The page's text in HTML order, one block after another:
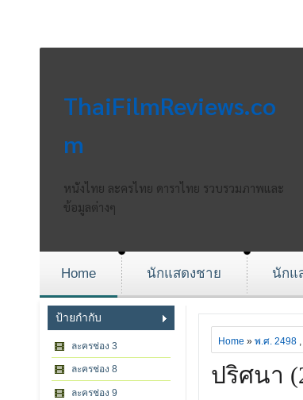
ThaiFilmReviews.co
m
หนังไทย ละครไทย ดาราไทย รวบรวมภาพและ
ข้อมูลต่างๆ
Home นักแสดงชาย นักแ
ป้ายกำกับ
ละครช่อง 3
ละครช่อง 8
ละครช่อง 9
Home » พ.ศ. 2498,
ปริศนา